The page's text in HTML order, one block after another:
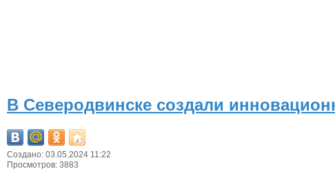
В Северодвинске создали
Создано: 03.05.2024 11:22
Просмотров: 3883